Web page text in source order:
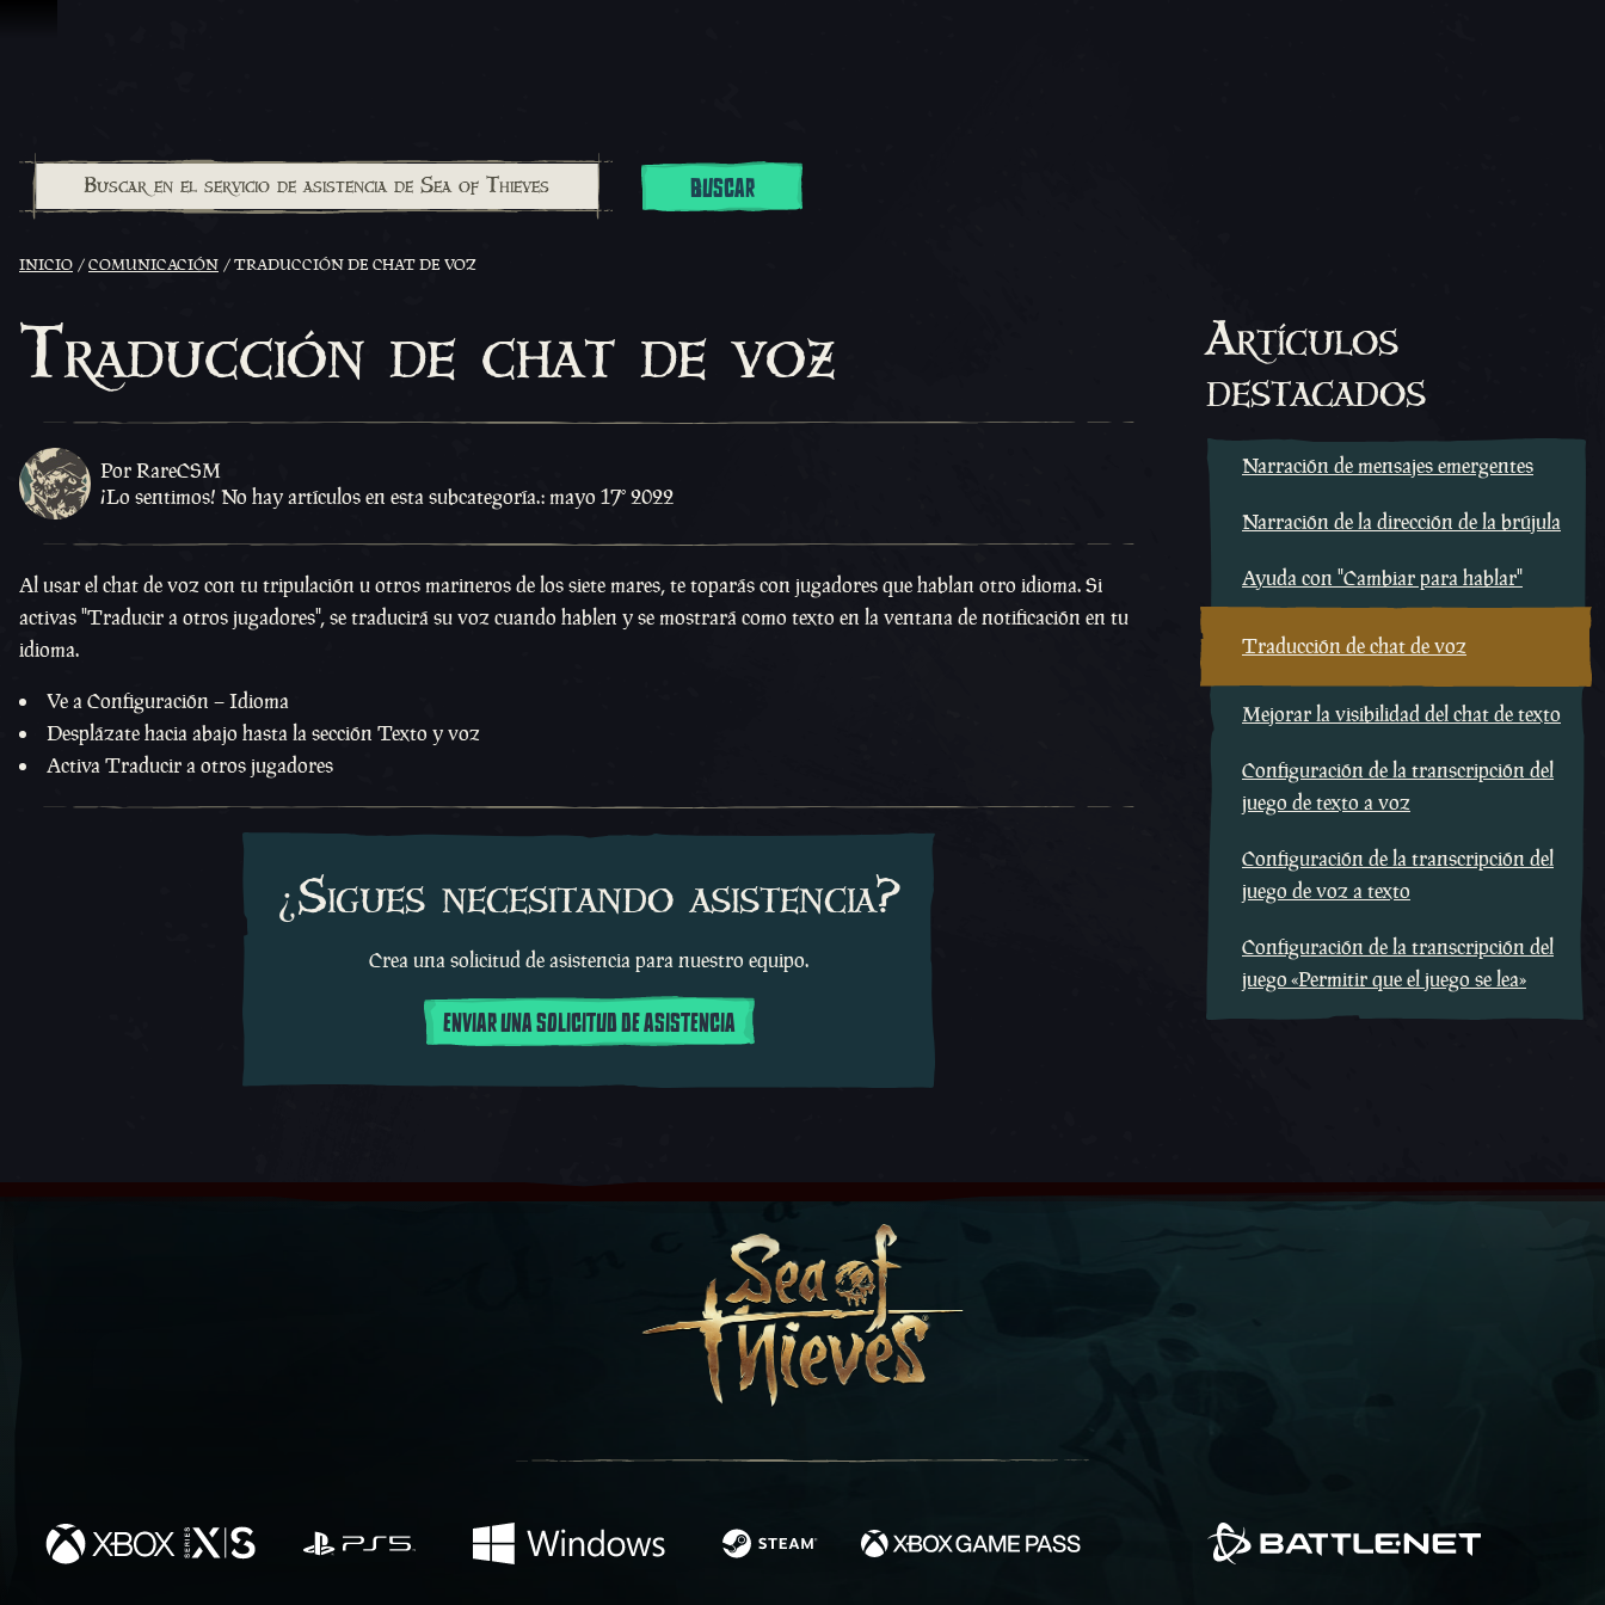
BUSCAR
INICIO COMUNICACIÓN TRADUCCIÓN DE CHAT DE VOZ
Traducción de chat de voz
Por RareCSM
¡Lo sentimos! No hay artículos en esta subcategoría.: mayo 17º 2022
Al usar el chat de voz con tu tripulación u otros marineros de los siete mares, te toparás con jugadores que hablan otro idioma. Si
activas "Traducir a otros jugadores", se traducirá su voz cuando hablen y se mostrará como texto en la ventana de notificación en tu
idioma.
Ve a Configuración – Idioma
Desplázate hacia abajo hasta la sección Texto y voz
Activa Traducir a otros jugadores
¿Sigues necesitando asistencia?
Crea una solicitud de asistencia para nuestro equipo.
ENVIAR UNA SOLICITUD DE ASISTENCIA
Artículos
destacados
Narración de mensajes emergentes
Narración de la dirección de la brújula
Ayuda con "Cambiar para hablar"
Traducción de chat de voz
Mejorar la visibilidad del chat de texto
Configuración de la transcripción del
juego de texto a voz
Configuración de la transcripción del
juego de voz a texto
Configuración de la transcripción del
juego «Permitir que el juego se lea»